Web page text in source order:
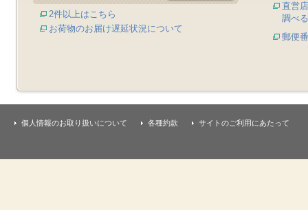
2件以上はこちら
お荷物のお届け遅延状況について
直営
調べる
郵便
個人情報のお取り扱いについて 各種約款 サイトのご利用にあたって